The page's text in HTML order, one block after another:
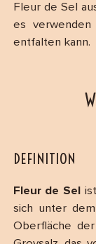
Fleur de Sel
es
entfalten kann.
DEFINITION
Fleur de Sel
sich unter
Oberfläche